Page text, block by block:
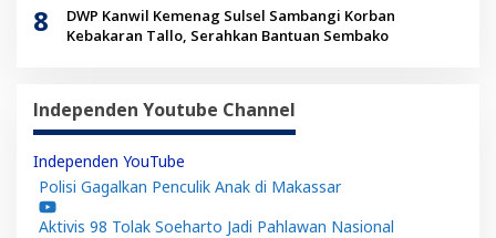
8
DWP Kanwil Kemenag Sulsel Sambangi Korban
Kebakaran Tallo, Serahkan Bantuan Sembako
Independen Youtube Channel
Independen YouTube
Polisi Gagalkan Penculik Anak di Makassar
Aktivis 98 Tolak Soeharto Jadi Pahlawan Nasional